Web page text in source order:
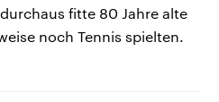
fitte 80 Jahre alte
noch Tennis spielten.